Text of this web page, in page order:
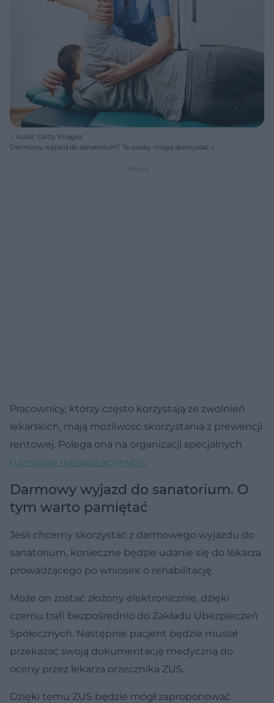
Autor: Getty Images
Darmowy wyjazd do sanatorium? Te osoby mogą skorzystać z
Pracownicy, którzy często korzystają ze zwolnień
lekarskich, mają możliwość skorzystania z prewencji
rentowej. Polega ona na organizacji specjalnych
turnusów rehabilitacyjnych.
Darmowy wyjazd do sanatorium. O
tym warto pamiętać
Jeśli chcemy skorzystać z darmowego wyjazdu do
sanatorium, konieczne będzie udanie się do lekarza
prowadzącego po wniosek o rehabilitację.
Może on zostać złożony elektronicznie, dzięki
czemu trafi bezpośrednio do Zakładu Ubezpieczeń
Społecznych. Następnie pacjent będzie musiał
przekazać swoją dokumentację medyczną do
oceny przez lekarza orzecznika ZUS.
Dzięki temu ZUS będzie mógł zaproponować